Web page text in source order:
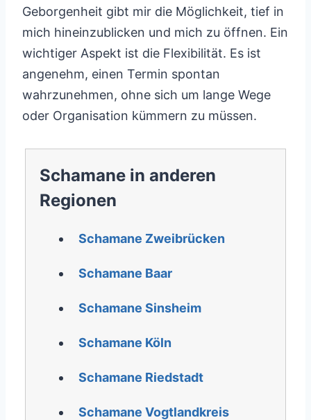
Geborgenheit gibt mir die Möglichkeit, tief in
mich hineinzublicken und mich zu öffnen. Ein
wichtiger Aspekt ist die Flexibilität. Es ist
angenehm, einen Termin spontan
wahrzunehmen, ohne sich um lange Wege
oder Organisation kümmern zu müssen.
Schamane in anderen
Regionen
Schamane Zweibrücken
Schamane Baar
Schamane Sinsheim
Schamane Köln
Schamane Riedstadt
Schamane Vogtlandkreis